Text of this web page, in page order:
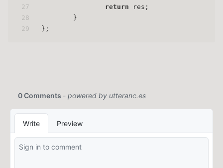
27
28
29
return res;
        }
};